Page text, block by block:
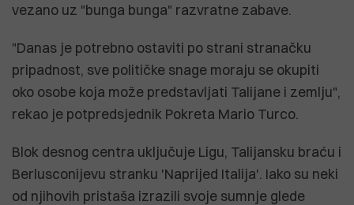
vezano uz "bunga bunga" razvratne zabave.
"Danas je potrebno ostaviti po strani stranačku
pripadnost, sve političke snage moraju se okupiti
oko osobe koja može predstavljati Talijane i zemlju",
rekao je potpredsjednik Pokreta Mario Turco.
Blok desnog centra uključuje Ligu, Talijansku braću i
Berlusconijevu stranku 'Naprijed Italija'. Iako su neki
od njihovih pristaša izrazili svoje sumnje glede